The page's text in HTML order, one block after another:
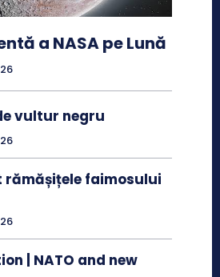
a NASA pe Lună
vultur negru
rămășițele faimosului
| NATO and new